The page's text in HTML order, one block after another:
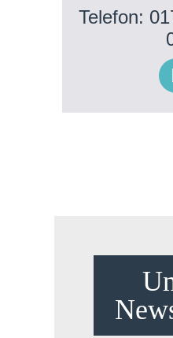
Telefon: